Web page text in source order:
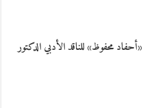
محفوظ» للناقد الأدبي الدكتور